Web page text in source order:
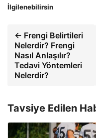
İlgilenebilirsin
← Frengi Belirtileri
Nelerdir? Frengi
Nasıl Anlaşılır?
Tedavi Yöntemleri
Nelerdir?
Tavsiye Edilen